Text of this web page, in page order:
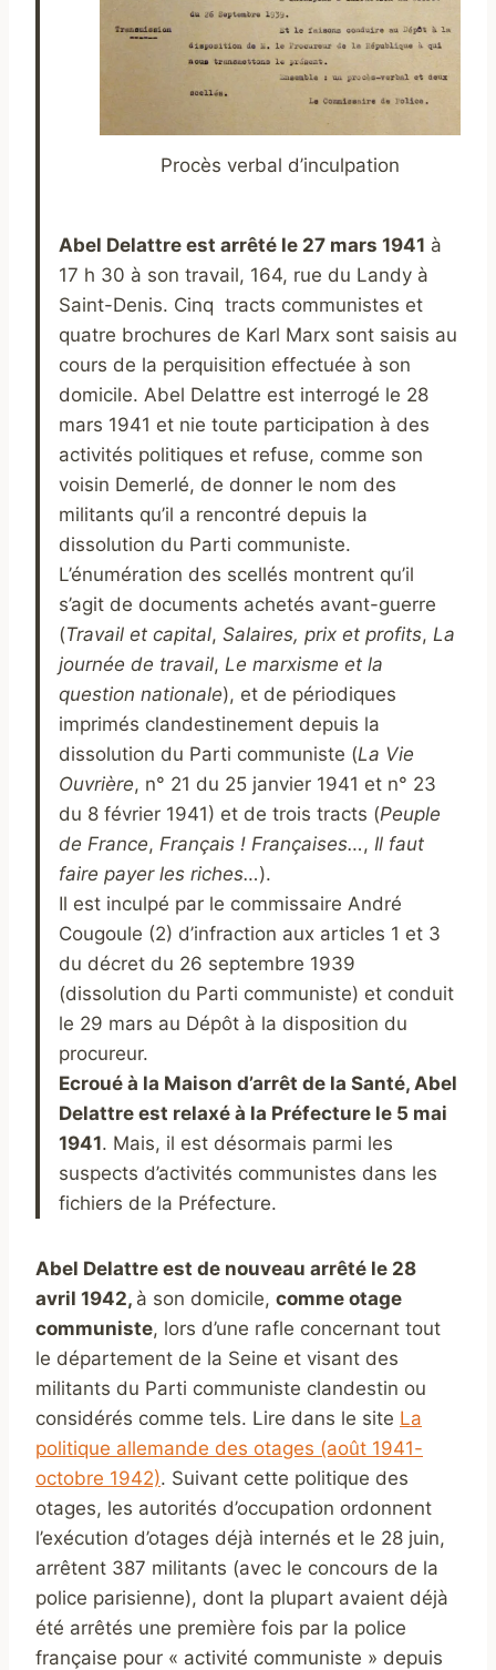
Procès verbal d’inculpation
Abel Delattre est arrêté le 27 mars 1941 à
17 h 30 à son travail, 164, rue du Landy à
Saint-Denis. Cinq tracts communistes et
quatre brochures de Karl Marx sont saisis au
cours de la perquisition effectuée à son
domicile. Abel Delattre est interrogé le 28
mars 1941 et nie toute participation à des
activités politiques et refuse, comme son
voisin Demerlé, de donner le nom des
militants qu’il a rencontré depuis la
dissolution du Parti communiste.
L’énumération des scellés montrent qu’il
s’agit de documents achetés avant-guerre
(Travail et capital, Salaires, prix et profits, La
journée de travail, Le marxisme et la
question nationale), et de périodiques
imprimés clandestinement depuis la
dissolution du Parti communiste (La Vie
Ouvrière, n° 21 du 25 janvier 1941 et n° 23
du 8 février 1941) et de trois tracts (Peuple
de France, Français ! Françaises…, Il faut
faire payer les riches…).
Il est inculpé par le commissaire André
Cougoule (2) d’infraction aux articles 1 et 3
du décret du 26 septembre 1939
(dissolution du Parti communiste) et conduit
le 29 mars au Dépôt à la disposition du
procureur.
Ecroué à la Maison d’arrêt de la Santé, Abel
Delattre est relaxé à la Préfecture le 5 mai
1941. Mais, il est désormais parmi les
suspects d’activités communistes dans les
fichiers de la Préfecture.
Abel Delattre est de nouveau arrêté le 28
avril 1942, à son domicile, comme otage
communiste, lors d’une rafle concernant tout
le département de la Seine et visant des
militants du Parti communiste clandestin ou
considérés comme tels. Lire dans le site La
politique allemande des otages (août 1941-
octobre 1942). Suivant cette politique des
otages, les autorités d’occupation ordonnent
l’exécution d’otages déjà internés et le 28 juin,
arrêtent 387 militants (avec le concours de la
police parisienne), dont la plupart avaient déjà
été arrêtés une première fois par la police
française pour « activité communiste » depuis